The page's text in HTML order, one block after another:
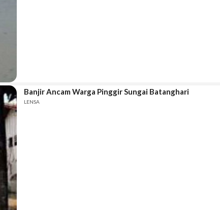
Banjir Ancam Warga Pinggir Sungai Batanghari
LENSA